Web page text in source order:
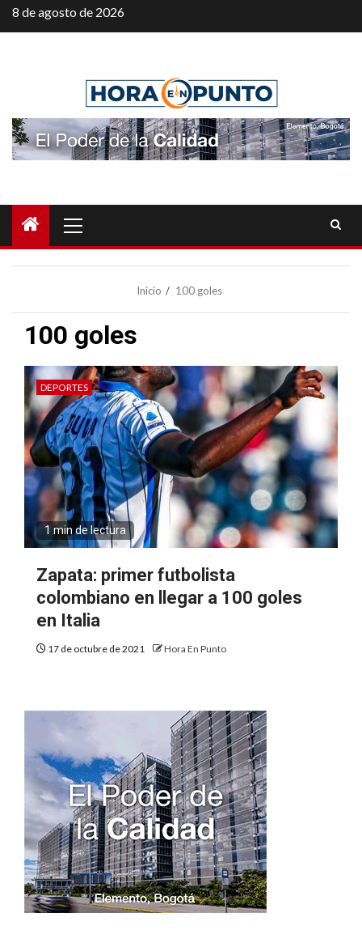
Saltar
al
8 de agosto de 2026
principal
Inicio 100 goles
100 goles
DEPORTES
1 min de lectura
Zapata: primer futbolista
colombiano en llegar a 100 goles
en Italia
17 de octubre de 2021 Hora En Punto